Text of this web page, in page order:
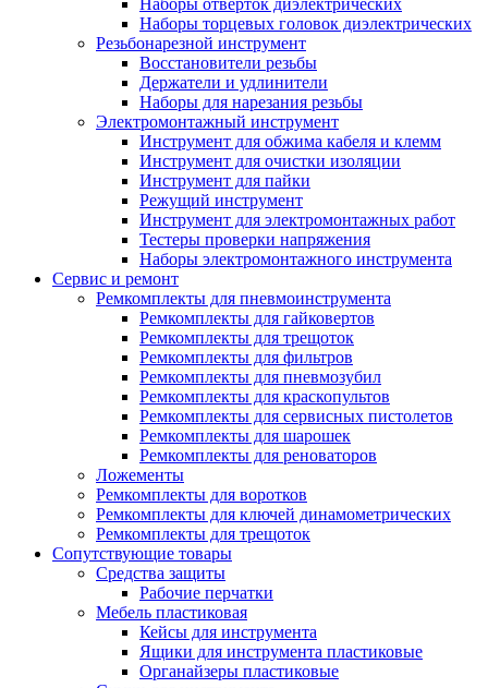
Наборы отверток диэлектрических
Наборы торцевых головок диэлектрических
Резьбонарезной инструмент
Восстановители резьбы
Держатели и удлинители
Наборы для нарезания резьбы
Электромонтажный инструмент
Инструмент для обжима кабеля и клемм
Инструмент для очистки изоляции
Инструмент для пайки
Режущий инструмент
Инструмент для электромонтажных работ
Тестеры проверки напряжения
Наборы электромонтажного инструмента
Сервис и ремонт
Ремкомплекты для пневмоинструмента
Ремкомплекты для гайковертов
Ремкомплекты для трещоток
Ремкомплекты для фильтров
Ремкомплекты для пневмозубил
Ремкомплекты для краскопультов
Ремкомплекты для сервисных пистолетов
Ремкомплекты для шарошек
Ремкомплекты для реноваторов
Ложементы
Ремкомплекты для воротков
Ремкомплекты для ключей динамометрических
Ремкомплекты для трещоток
Сопутствующие товары
Средства защиты
Рабочие перчатки
Мебель пластиковая
Кейсы для инструмента
Ящики для инструмента пластиковые
Органайзеры пластиковые